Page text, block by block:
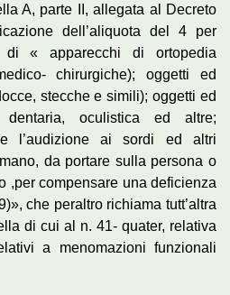
A, parte II, allegata al Decreto
dell’aliquota del 4 per
« apparecchi di ortopedia
chirurgiche); oggetti ed
stecche e simili); oggetti ed
oculistica ed altre;
l’audizione ai sordi ed altri
da portare sulla persona o
,per compensare una deficienza
che peraltro richiama tutt’altra
di cui al n. 41- quater, relativa
a menomazioni funzionali